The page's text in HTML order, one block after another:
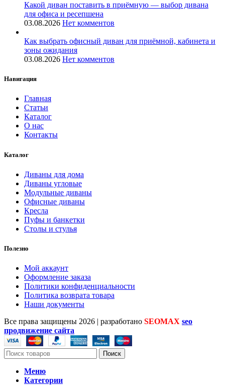
Какой диван поставить в приёмную — выбор дивана
для офиса и ресепшена
03.08.2026 Нет комментов
Как выбрать офисный диван для приёмной, кабинета и
зоны ожидания
03.08.2026 Нет комментов
Навигация
Главная
Статьи
Каталог
О нас
Контакты
Каталог
Диваны для дома
Диваны угловые
Модульные диваны
Офисные диваны
Кресла
Пуфы и банкетки
Столы и стулья
Полезно
Мой аккаунт
Оформление заказа
Политики конфиденциальности
Политика возврата товара
Наши документы
Все права защищены 2026 | разработано SEOMAX seo
продвижение сайта
Поиск
Меню
Категории